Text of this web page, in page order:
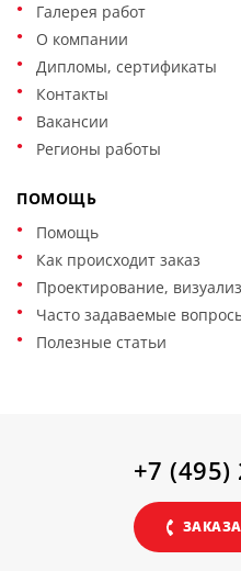
Галерея работ
О компании
Дипломы, сертификаты
Контакты
Вакансии
Регионы работы
ПОМОЩЬ
Помощь
Как происходит заказ
Проектирование,
Часто задаваемые
Полезные статьи
+7 (495)